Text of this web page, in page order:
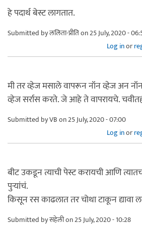
हे पदार्थ बेस्ट लागतात.
Submitted byललिता-प्रीतिon 25 July, 2020 -
Log inor
मी तर व्हेज मसाले वापरून नॉन व्हेज अन
व्हेज सर्रास करते. जे आहे ते वापरायचे.
Submitted byVBon 25 July, 2020 - 07:00
Log inor
बीट उकडून त्याची पेस्ट करायची आणि
पुऱ्यांचं.
किसून रस काढलात तर चोथा टाकून द्यावा
Submitted byसहेलीon 25 July, 2020 - 10:28